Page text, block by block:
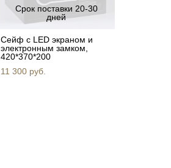
Срок поставки 20-30
дней
Сейф c LED экраном и
электронным замком,
420*370*200
11 300 pуб.